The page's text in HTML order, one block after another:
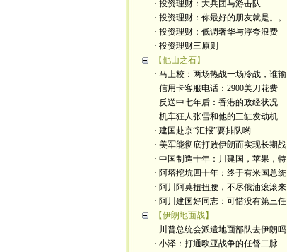
· 投资理财：大兵团与游击队
· 投资理财：你最好的朋友就是。。
· 投资理财：低调奢华与浮夸浪费
· 投资理财三原则
【他山之石】
· 马上校：两场热战一场冷战，谁输
· 信用卡客服电话：2900美刀花费
· 反送中七年后：香港的政经状况
· 机车狂人张雪和他的三缸发动机
· 建国赴京“汇报”要排队哟
· 美军能彻底打败伊朗而实现长期战
· 中国制造十年：川建国，苹果，特
· 阿塔挖坑四十年：终于有米国总统
· 阿川阿莫扭扭腰，不尽俄油滚滚来
· 阿川建国好同志：可惜没有第三任
【伊朗地面战】
· 川普总统会派遣地面部队去伊朗吗
· 小泽：打通欧亚战争的任督二脉